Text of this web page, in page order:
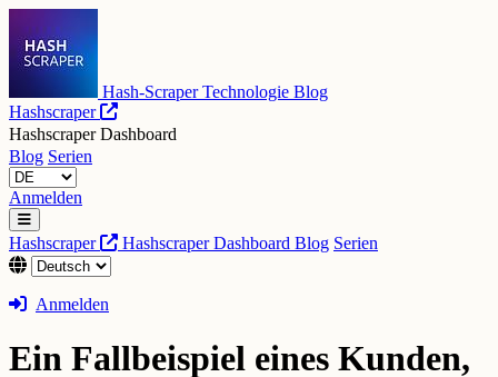
Hash-Scraper Technologie Blog
Hashscraper
Hashscraper Dashboard
Blog Serien
Anmelden
Hashscraper Hashscraper Dashboard Blog Serien
Anmelden
Ein Fallbeispiel eines Kunden,